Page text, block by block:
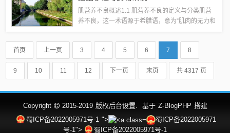
肌营养不良概述1.1 肌营养不良的定义与分类肌营
养不良，这一术语源于希腊语，意为“肌肉的无力和
功能，导致肌肉逐渐衰弱和萎缩。根据遗传方式、
临床表现和病理特征，肌营养不...
首页 上一页 3 4 5 6 7 8
9 10 11 12 下一页 末页 共 4317 页
Copyright 2015-2019 版权后台设置. 基于 Z-BlogPHP 搭建
蜀ICP备2022005971号-1 ">
蜀ICP备2022005971
号-1">
蜀ICP备2022005971号-1